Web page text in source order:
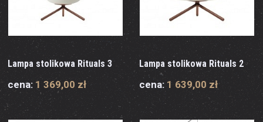
Lampa stolikowa Rituals 3
cena: 1 369,00 zł
Lampa stolikowa Rituals 2
cena: 1 639,00 zł